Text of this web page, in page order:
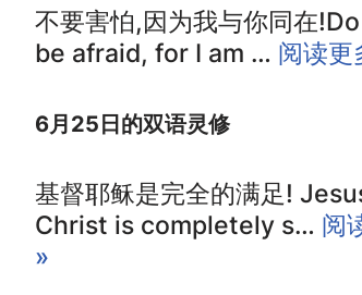
不要害怕,因为我与你同在
be afraid, for I am … 阅读更
6月25日的双语灵修
基督耶稣是完全的满足!
Christ is completely s… 阅
»